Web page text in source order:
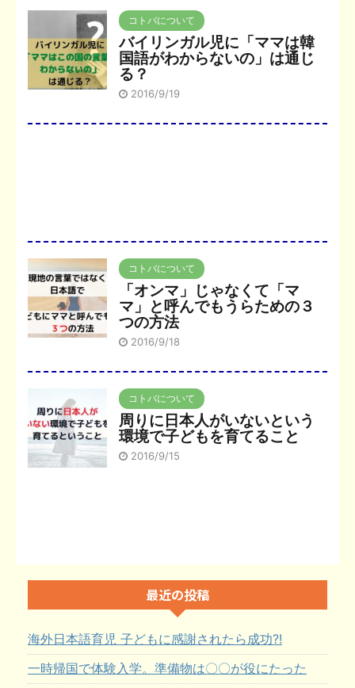
コトバについて
バイリンガル児に「ママは韓
国語がわからないの」は通じ
る？
2016/9/19
コトバについて
「オンマ」じゃなくて「マ
マ」と呼んでもうらための３
つの方法
2016/9/18
コトバについて
周りに日本人がいないという
環境で子どもを育てること
2016/9/15
最近の投稿
海外日本語育児 子どもに感謝されたら成功?!
一時帰国で体験入学。準備物は〇〇が役にたった